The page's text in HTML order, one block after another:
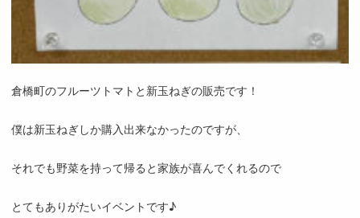
倉橋町のフルーツトマトと新玉ねぎの販売です！
僕は新玉ねぎしか購入出来なかったのですが、
それでも野菜を持って帰ると家族が喜んでくれるので
とてもありがたいイベントです♪